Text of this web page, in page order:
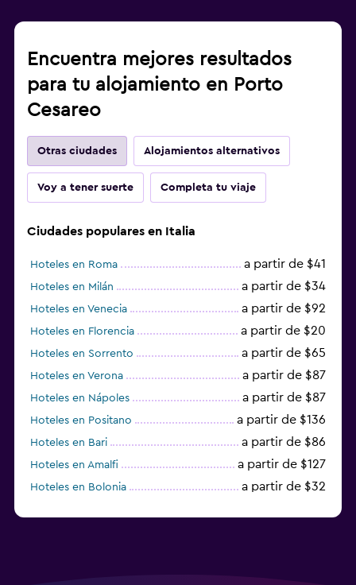
Encuentra mejores resultados
para tu alojamiento en Porto
Cesareo
Otras ciudades Alojamientos alternativos
Voy a tener suerte Completa tu viaje
Ciudades populares en Italia
Hoteles en Roma a partir de $41
Hoteles en Milán a partir de $34
Hoteles en Venecia a partir de $92
Hoteles en Florencia a partir de $20
Hoteles en Sorrento a partir de $65
Hoteles en Verona a partir de $87
Hoteles en Nápoles a partir de $87
Hoteles en Positano a partir de $136
Hoteles en Bari a partir de $86
Hoteles en Amalfi a partir de $127
Hoteles en Bolonia a partir de $32